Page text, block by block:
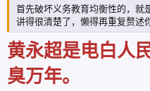
首先破坏义务教育均衡性的，就
讲得很清楚了，懒得再重复赘述
黄永超是电白人
臭万年。